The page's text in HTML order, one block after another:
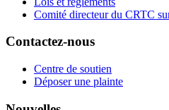
Comité directeur du CRTC
Contactez-nous
Centre de soutien
Déposer une plainte